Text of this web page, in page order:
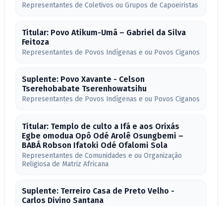
Representantes de Coletivos ou Grupos de Capoeiristas
Titular: Povo Atikum-Umã – Gabriel da Silva
Feitoza
Representantes de Povos Indígenas e ou Povos Ciganos
Suplente: Povo Xavante - Celson
Tserehobabate Tserenhowatsihu
Representantes de Povos Indígenas e ou Povos Ciganos
Titular: Templo de culto a Ifá e aos Orixás
Egbe omodua Opô Odé Arolê Osungbemi –
BABÁ Robson Ifatoki Odé Ofalomi Sola
Representantes de Comunidades e ou Organização
Religiosa de Matriz Africana
Suplente: Terreiro Casa de Preto Velho -
Carlos Divino Santana